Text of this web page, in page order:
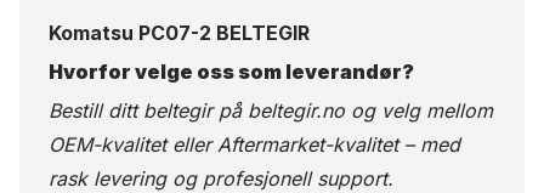
Komatsu PC07-2 BELTEGIR
Hvorfor velge oss som leverandør?
Bestill ditt beltegir på beltegir.no og velg mellom
OEM-kvalitet eller Aftermarket-kvalitet – med
rask levering og profesjonell support.